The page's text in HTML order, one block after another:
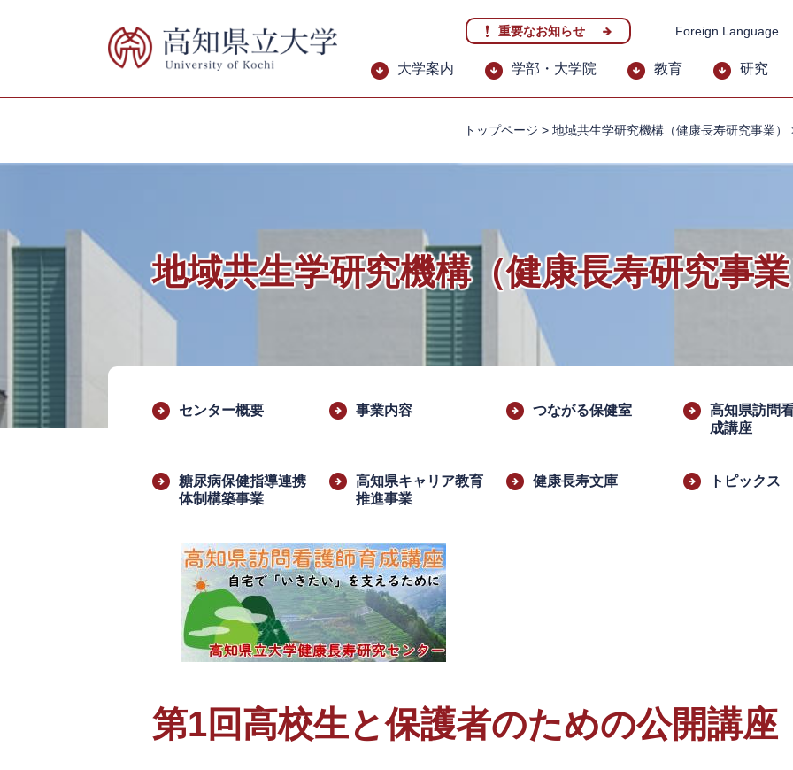
先
を
へ
重要なお知らせ Foreign Language
大学案内 学部・大学院 教育 研究
トップページ > 地域共生学研究機構（健康長寿研究事業）
地域共生学研究機構（健康長寿研究事
本
センター概要
事業内容 つながる保健室
高知県訪問
成講座
糖尿病保健指導連携
体制構築事業
高知県キャリア教育
推進事業
健康長寿文庫 トピックス
第1回高校生と保護者のための公開講